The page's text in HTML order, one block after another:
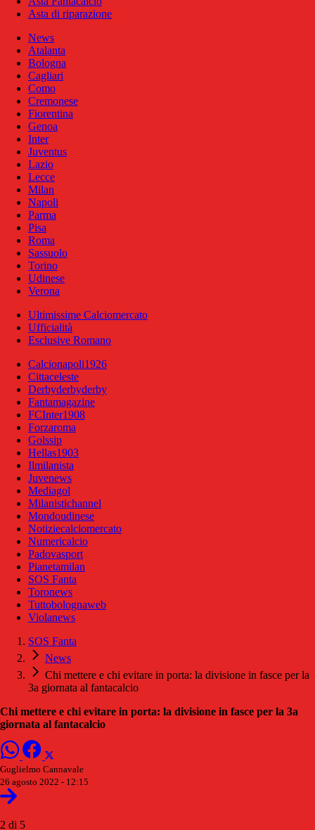
Asta di riparazione
News
Atalanta
Bologna
Cagliari
Como
Cremonese
Fiorentina
Genoa
Inter
Juventus
Lazio
Lecce
Milan
Napoli
Parma
Pisa
Roma
Sassuolo
Torino
Udinese
Verona
Ultimissime Calciomercato
Ufficialità
Esclusive Romano
Calcionapoli1926
Cittaceleste
Derbyderbyderby
Fantamagazine
FCInter1908
Forzaroma
Golssip
Hellas1903
Ilmilanista
Juvenews
Mediagol
Milanistichannel
Mondoudinese
Notiziecalciomercato
Numericalcio
Padovasport
Pianetamilan
SOS Fanta
Toronews
Tuttobolognaweb
Violanews
SOS Fanta
News
Chi mettere e chi evitare in porta: la divisione in fasce per la
3a giornata al fantacalcio
Chi mettere e chi evitare in porta: la divisione in fasce per la 3a
giornata al fantacalcio
Guglielmo Cannavale
26 agosto 2022 - 12:15
2 di 5